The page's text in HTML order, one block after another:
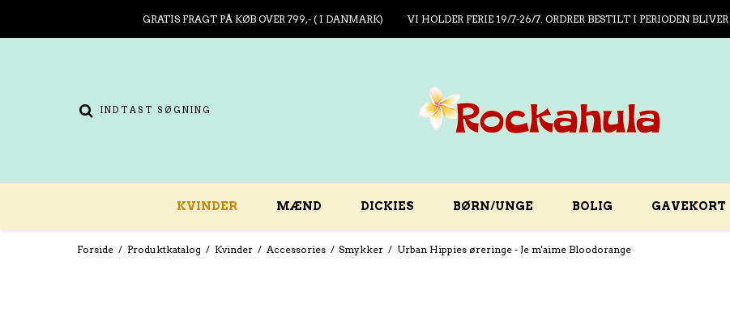
GRATIS FRAGT PÅ KØB OVER 799,- ( I DANMARK) VI HOLDER FERIE 19/7-26/7. ORDRER BESTILT I PERIODEN
KVINDER MÆND DICKIES BØRN/UNGE BOLIG GAVEKORT
Forside / Produktkatalog / Kvinder / Accessories / Smykker / Urban Hippies øreringe - Je m'aime Bloodorange